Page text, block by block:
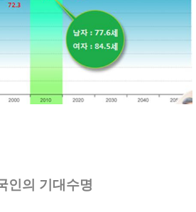
인의 기대수명